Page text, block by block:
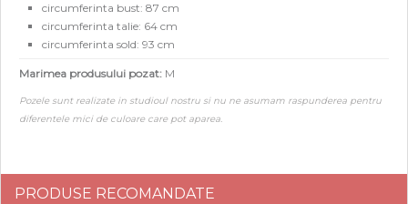
circumferinta bust: 87 cm
circumferinta talie: 64 cm
circumferinta sold: 93 cm
Marimea produsului pozat: M
Pozele sunt realizate in studioul nostru si nu ne asumam raspunderea pentru
diferentele mici de culoare care pot aparea.
PRODUSE RECOMANDATE